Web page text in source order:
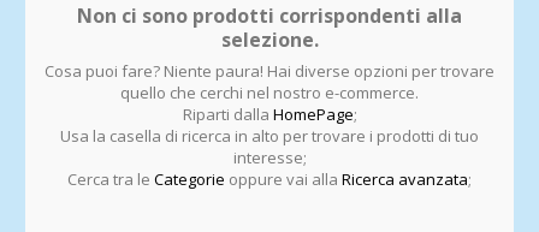
Non ci sono prodotti corrispondenti alla
selezione.
Cosa puoi fare? Niente paura! Hai diverse opzioni per trovare
quello che cerchi nel nostro e-commerce.
Riparti dalla HomePage;
Usa la casella di ricerca in alto per trovare i prodotti di tuo
interesse;
Cerca tra le Categorie oppure vai alla Ricerca avanzata;